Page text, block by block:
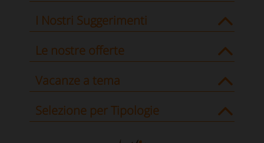
I Nostri Suggerimenti
Le nostre offerte
Vacanze a tema
Selezione per Tipologie